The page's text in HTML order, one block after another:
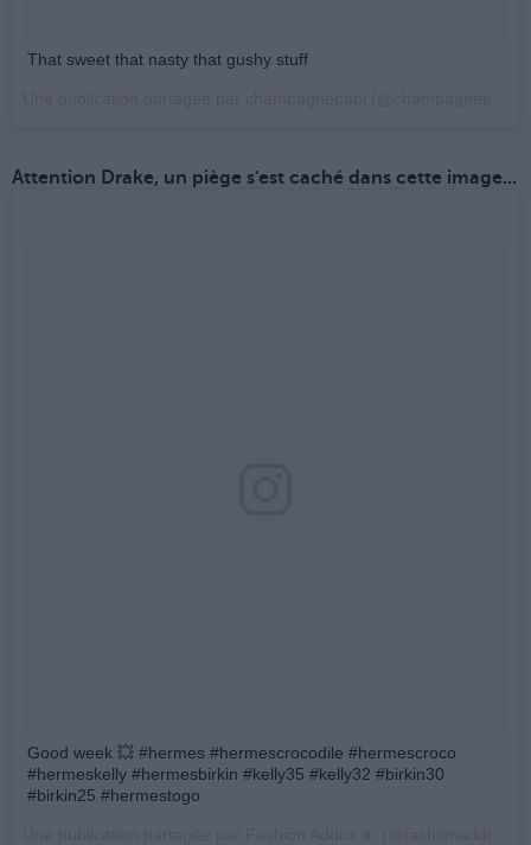
That sweet that nasty that gushy stuff
Attention Drake, un piège s'est caché dans cette image...
Good week 💥 #hermes #hermescrocodile #hermescroco
#hermeskelly #hermesbirkin #kelly35 #kelly32 #birkin30
#birkin25 #hermestogo